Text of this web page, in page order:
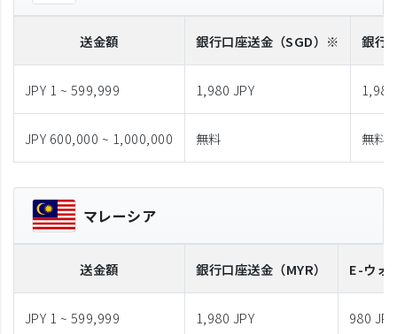
送金額 銀行口座送金 （SGD）※ 銀行
JPY 1 ~ 599,999 1,980 JPY
JPY 600,000 ~ 1,000,000 無料 無料
マレーシア
送金額 銀行口座送金 （MYR） E-ウォ
JPY 1 ~ 599,999 1,980 JPY 980 JPY